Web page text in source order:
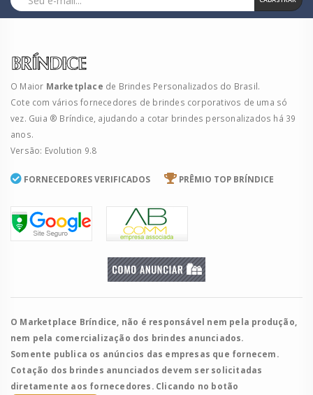
O Maior Marketplace de Brindes Personalizados do Brasil.
Cote com vários fornecedores de brindes corporativos de uma só
vez. Guia ® Bríndice, ajudando a cotar brindes personalizados há 39
anos.
Versão: Evolution 9.8
FORNECEDORES VERIFICADOS PRÊMIO TOP BRÍNDICE
O Marketplace Bríndice, não é responsável nem pela produção,
nem pela comercialização dos brindes anunciados.
Somente publica os anúncios das empresas que fornecem.
Cotação dos brindes anunciados devem ser solicitadas
diretamente aos fornecedores. Clicando no botão